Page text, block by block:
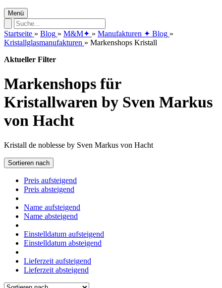
Menü
Startseite » Blog » M&M✦ » Manufakturen ✦ Blog »
Kristallglasmanufakturen » Markenshops Kristall
Aktueller Filter
Markenshops für
Kristallwaren by Sven Markus
von Hacht
Kristall de noblesse by Sven Markus von Hacht
Sortieren nach
Preis aufsteigend
Preis absteigend
Name aufsteigend
Name absteigend
Einstelldatum aufsteigend
Einstelldatum absteigend
Lieferzeit aufsteigend
Lieferzeit absteigend